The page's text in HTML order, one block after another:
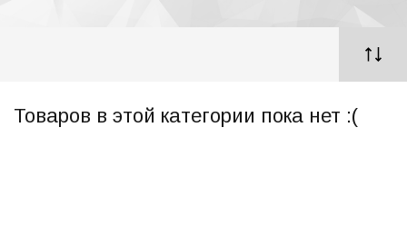
Товаров в этой категории пока нет :(